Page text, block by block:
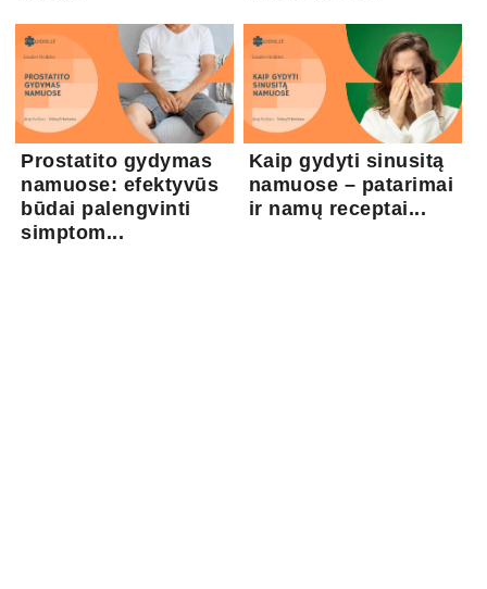
Prostatito gydymas
namuose: efektyvūs
būdai palengvinti
simptom...
Kaip gydyti sinusitą
namuose – patarimai
ir namų receptai...